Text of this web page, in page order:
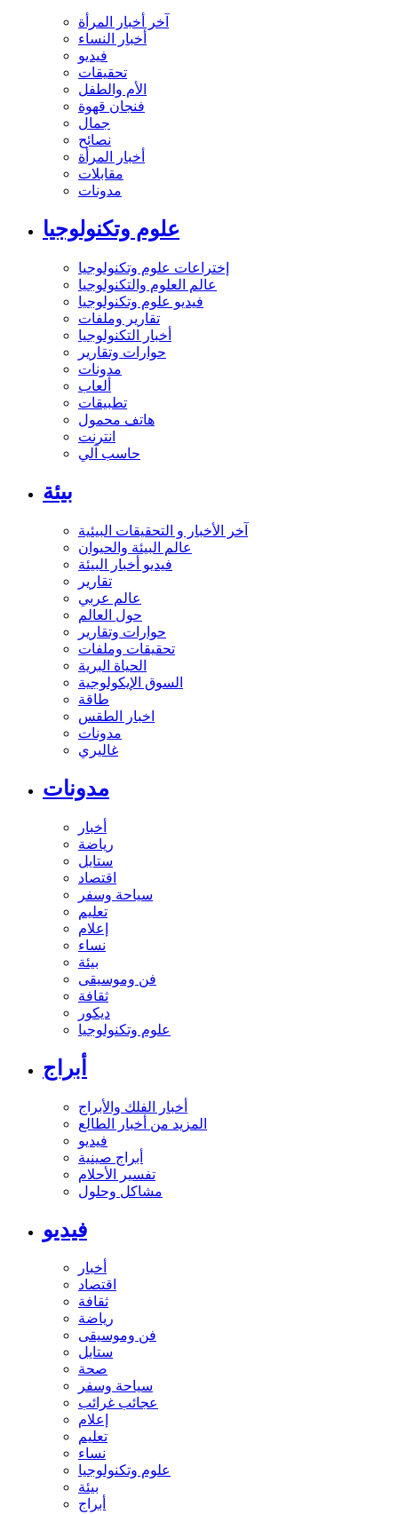
آخر أخبار المرأة
أخبار النساء
فيديو
تحقيقات
الأم والطفل
فنجان قهوة
جمال
نصائح
أخبار المرأة
مقابلات
مدونات
علوم وتكنولوجيا
إختراعات علوم وتكنولوجيا
عالم العلوم والتكنولوجيا
فيديو علوم وتكنولوجيا
تقارير وملفات
أخبار التكنولوجيا
حوارات وتقارير
مدونات
ألعاب
تطبيقات
هاتف محمول
انترنت
حاسب آلي
بيئة
آخر الأخبار و التحقيقات البيئية
عالم البيئة والحيوان
فيديو أخبار البيئة
تقارير
عالم عربي
حول العالم
حوارات وتقارير
تحقيقات وملفات
الحياة البرية
السوق الإيكولوجية
طاقة
اخبار الطقس
مدونات
غاليري
مدونات
أخبار
رياضة
ستايل
اقتصاد
سياحة وسفر
تعليم
إعلام
نساء
بيئة
فن وموسيقى
ثقافة
ديكور
علوم وتكنولوجيا
أبراج
أخبار الفلك والأبراج
المزيد من أخبار الطالع
فيديو
أبراج صينية
تفسير الأحلام
مشاكل وحلول
فيديو
أخبار
اقتصاد
ثقافة
رياضة
فن وموسيقى
ستايل
صحة
سياحة وسفر
عجائب غرائب
إعلام
تعليم
نساء
علوم وتكنولوجيا
بيئة
أبراج